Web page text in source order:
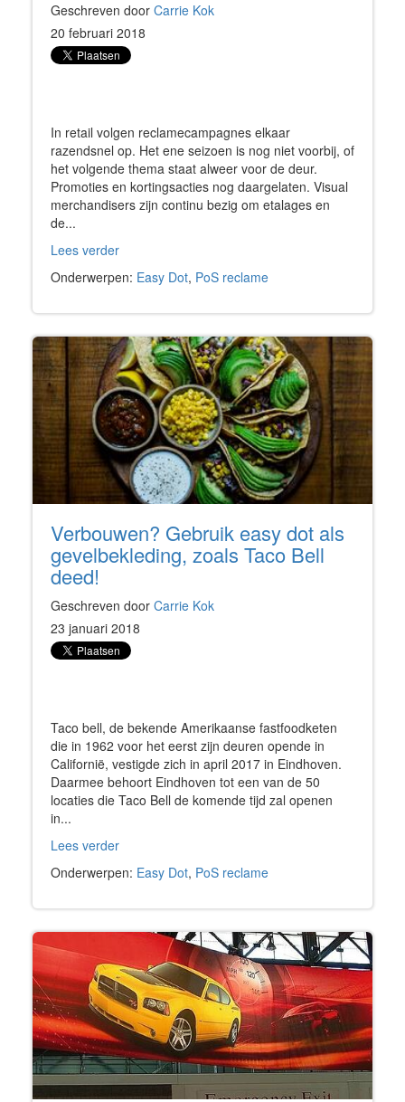
Geschreven door Carrie Kok
20 februari 2018
In retail volgen reclamecampagnes elkaar
razendsnel op. Het ene seizoen is nog niet voorbij, of
het volgende thema staat alweer voor de deur.
Promoties en kortingsacties nog daargelaten. Visual
merchandisers zijn continu bezig om etalages en
de...
Lees verder
Onderwerpen: Easy Dot, PoS reclame
Verbouwen? Gebruik easy dot als
gevelbekleding, zoals Taco Bell
deed!
Geschreven door Carrie Kok
23 januari 2018
Taco bell, de bekende Amerikaanse fastfoodketen
die in 1962 voor het eerst zijn deuren opende in
Californië, vestigde zich in april 2017 in Eindhoven.
Daarmee behoort Eindhoven tot een van de 50
locaties die Taco Bell de komende tijd zal openen
in...
Lees verder
Onderwerpen: Easy Dot, PoS reclame